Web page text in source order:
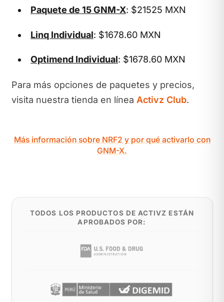
Paquete de 15 GNM-X: $21525 MXN
Linq Individual: $1678.60 MXN
Optimend Individual: $1678.60 MXN
Para más opciones de paquetes y precios,
visita nuestra tienda en línea Activz Club.
Más información sobre NRF2 y por qué activarlo con
GNM-X.
TODOS LOS PRODUCTOS DE ACTIVZ ESTÁN
APROBADOS POR: